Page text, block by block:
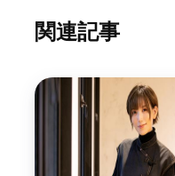
関連記事